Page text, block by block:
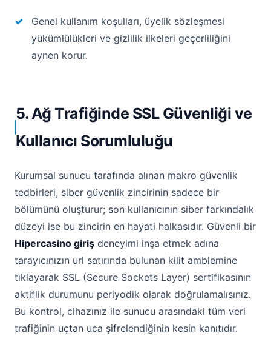
Genel kullanım koşulları, üyelik sözleşmesi
yükümlülükleri ve gizlilik ilkeleri geçerliliğini
aynen korur.
5. Ağ Trafiğinde SSL Güvenliği ve
Kullanıcı Sorumluluğu
Kurumsal sunucu tarafında alınan makro güvenlik
tedbirleri, siber güvenlik zincirinin sadece bir
bölümünü oluşturur; son kullanıcının siber farkındalık
düzeyi ise bu zincirin en hayati halkasıdır. Güvenli bir
Hipercasino giriş deneyimi inşa etmek adına
tarayıcınızın url satırında bulunan kilit amblemine
tıklayarak SSL (Secure Sockets Layer) sertifikasının
aktiflik durumunu periyodik olarak doğrulamalısınız.
Bu kontrol, cihazınız ile sunucu arasındaki tüm veri
trafiğinin uçtan uca şifrelendiğinin kesin kanıtıdır.